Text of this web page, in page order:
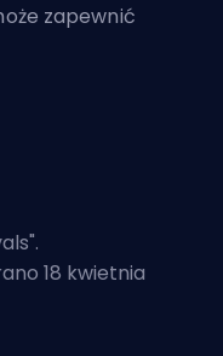
zapewnić
".
18 kwietnia